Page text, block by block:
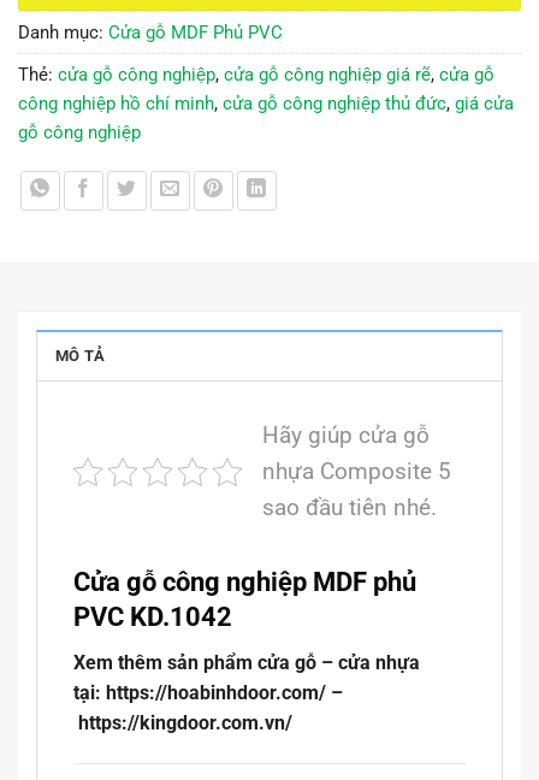
Danh mục: Cửa gỗ MDF Phủ PVC
Thẻ: cửa gỗ công nghiệp, cửa gỗ công nghiệp giá rẽ, cửa gỗ
công nghiệp hồ chí minh, cửa gỗ công nghiệp thủ đức, giá cửa
gỗ công nghiệp
MÔ TẢ
Hãy giúp cửa gỗ
nhựa Composite 5
sao đầu tiên nhé.
Cửa gỗ công nghiệp MDF phủ
PVC KD.1042
Xem thêm sản phẩm cửa gỗ – cửa nhựa
tại: https://hoabinhdoor.com/ –
https://kingdoor.com.vn/